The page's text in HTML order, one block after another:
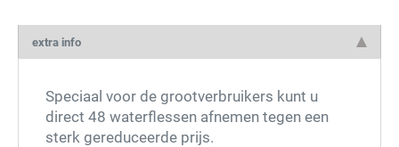
extra info
Speciaal voor de grootverbruikers kunt u
direct 48 waterflessen afnemen tegen een
sterk gereduceerde prijs.